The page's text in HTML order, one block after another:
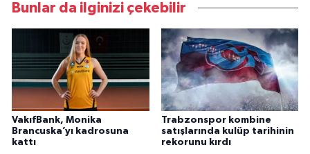
Bunlar da ilginizi çekebilir
VakıfBank, Monika
Brancuska’yı kadrosuna
kattı
Trabzonspor kombine
satışlarında kulüp tarihinin
rekorunu kırdı